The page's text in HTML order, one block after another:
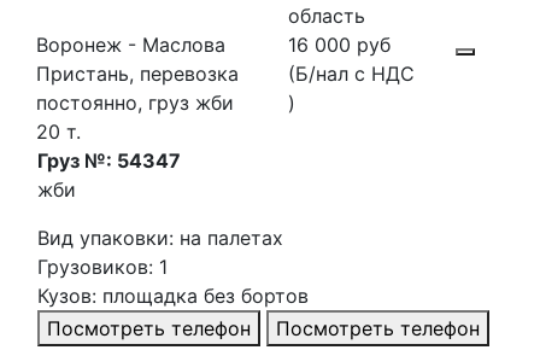
область
Воронеж - Маслова
Пристань, перевозка
постоянно, груз жби
20 т.
16 000 руб
(Б/нал с НДС
)
Груз №: 54347
жби
Вид упаковки: на палетах
Грузовиков: 1
Кузов: площадка без бортов
Посмотреть телефон
Посмотреть телефон